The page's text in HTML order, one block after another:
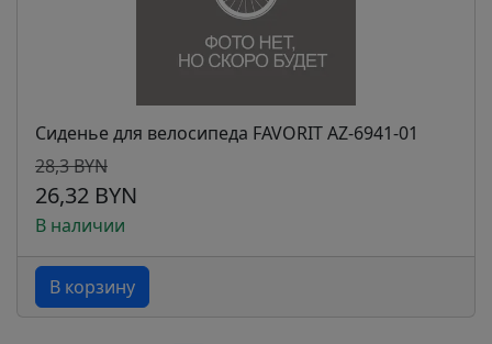
Сиденье для велосипеда FAVORIT AZ-6941-01
28,3 BYN
26,32 BYN
В наличии
В корзину